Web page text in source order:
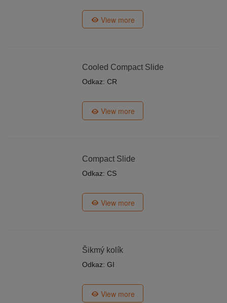
View more
Cooled Compact Slide
Odkaz: CR
View more
Compact Slide
Odkaz: CS
View more
Šikmý kolík
Odkaz: GI
View more